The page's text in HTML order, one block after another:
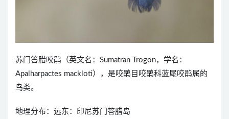
苏门答腊咬鹃（英文名：Sumatran Trogon，学名：
Apalharpactes mackloti），是咬鹃目咬鹃科蓝尾咬鹃属的
鸟类。
地理分布：远东：印尼苏门答腊岛